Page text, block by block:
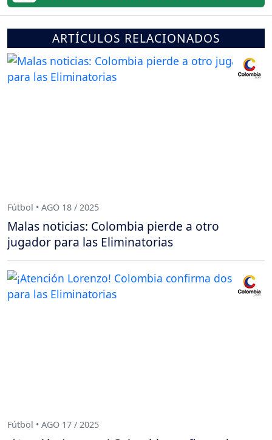
ARTÍCULOS RELACIONADOS
Fútbol • AGO 18 / 2025
Malas noticias: Colombia pierde a otro
jugador para las Eliminatorias
Fútbol • AGO 17 / 2025